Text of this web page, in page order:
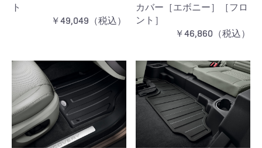
ト
￥49,049（税込）
カバー［エボニー］［フロ
ント］
￥46,860（税込）